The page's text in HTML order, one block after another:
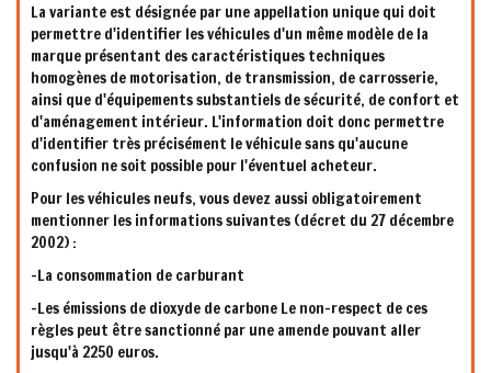
La variante est désignée par une appellation unique qui doit
permettre d'identifier les véhicules d'un même modèle de la
marque présentant des caractéristiques techniques
homogènes de motorisation, de transmission, de carrosserie,
ainsi que d'équipements substantiels de sécurité, de confort et
d'aménagement intérieur. L'information doit donc permettre
d'identifier très précisément le véhicule sans qu'aucune
confusion ne soit possible pour l'éventuel acheteur.
Pour les véhicules neufs, vous devez aussi obligatoirement
mentionner les informations suivantes (décret du 27 décembre
2002) :
-La consommation de carburant
-Les émissions de dioxyde de carbone Le non-respect de ces
règles peut être sanctionné par une amende pouvant aller
jusqu'à 2250 euros.